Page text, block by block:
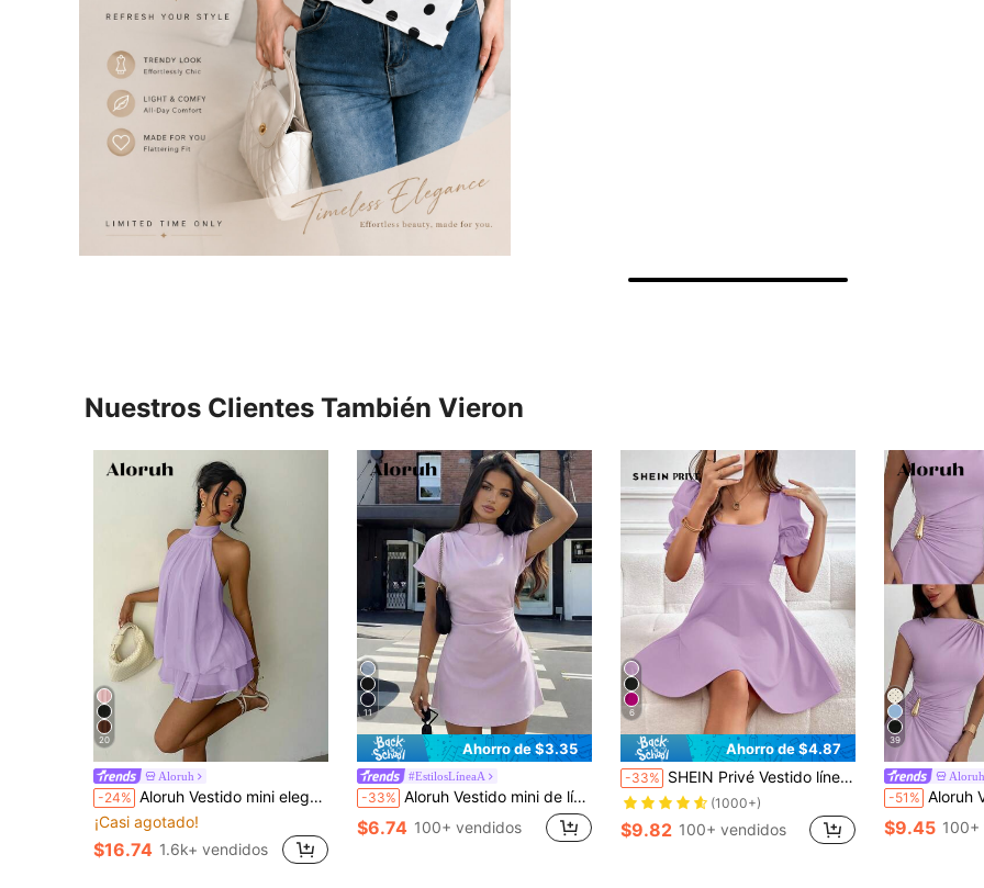
Nuestros Clientes También Vieron
20
Aloruh
-24% Aloruh Vestido mini elegante de mujer con cuello halter y lazo en color amarillo claro
¡Casi agotado!
$16.74 1.6k+ vendidos
11
Ahorro de $3.35
#EstilosLíneaA
-33% Aloruh Vestido mini de línea A con fruncido para ir al trabajo
$6.74 100+ vendidos
6
Ahorro de $4.87
-33% SHEIN Privé Vestido línea A de cuello cuadrado de manga farol
(1000+)
$9.82 100+ vendidos
39
Aloruh
-51% Aloruh Vestido mini
$9.45 100+